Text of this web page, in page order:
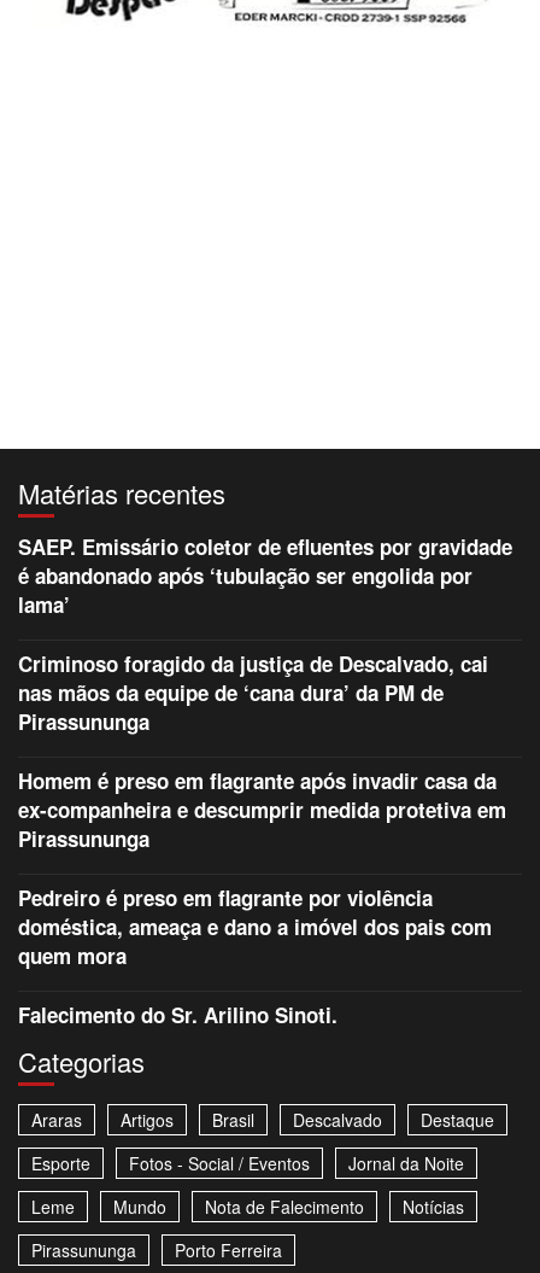
Matérias recentes
SAEP. Emissário coletor de efluentes por gravidade
é abandonado após ‘tubulação ser engolida por
lama’
Criminoso foragido da justiça de Descalvado, cai
nas mãos da equipe de ‘cana dura’ da PM de
Pirassununga
Homem é preso em flagrante após invadir casa da
ex-companheira e descumprir medida protetiva em
Pirassununga
Pedreiro é preso em flagrante por violência
doméstica, ameaça e dano a imóvel dos pais com
quem mora
Falecimento do Sr. Arilino Sinoti.
Categorias
Araras Artigos Brasil Descalvado
Destaque
Esporte
Fotos - Social / Eventos
Jornal da Noite
Leme
Mundo Nota de Falecimento
Notícias
Pirassununga
Porto Ferreira